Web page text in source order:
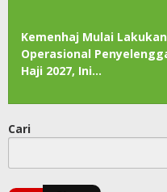
Kemenhaj Mulai
Operasional
Haji 2027, Ini…
Cari